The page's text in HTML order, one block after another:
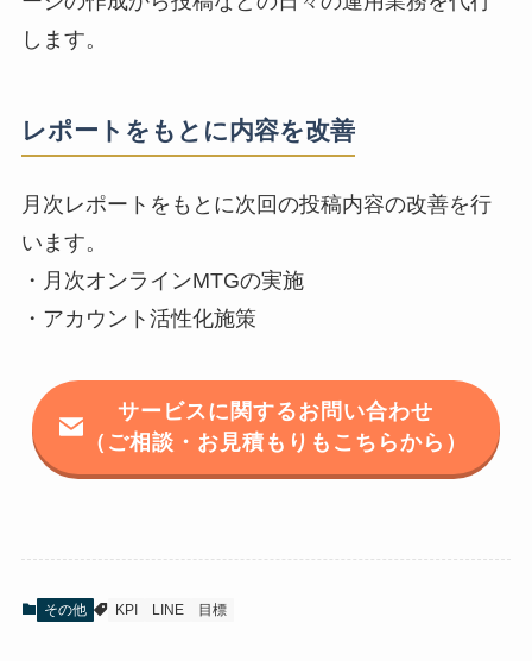
します。
レポートをもとに内容を改善
月次レポートをもとに次回の投稿内容の改善を行
います。
・月次オンラインMTGの実施
・アカウント活性化施策
サービスに関するお問い合わせ
（ご相談・お見積もりもこちらから）
その他 KPI LINE 目標